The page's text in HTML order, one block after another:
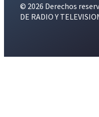
© 2026 Derechos
DE RADIO Y